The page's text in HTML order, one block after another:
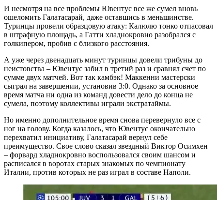
И несмотря на все проблемы Ювентус все же сумел вновь
ошеломить Галатасарай, даже оставшись в меньшинстве.
Туринцы провели образцовую атаку: Калюлю тонко отпасовал
в штрафную площадь, а Гатти хладнокровно разобрался с
голкипером, пробив с близкого расстояния.
А уже через двенадцать минут туринцы довели трибуны до
неистовства – Ювентус забил в третий раз и сравнял счет по
сумме двух матчей. Вот так камбэк! Маккенни мастерски
сыграл на завершении, установив 3:0. Однако за основное
время матча ни одна из команд довести дело до конца не
сумела, поэтому коллективы играли экстратаймы.
Но именно дополнительное время снова перевернуло все с
ног на голову. Когда казалось, что Ювентус окончательно
перехватил инициативу, Галатасарай вернул себе
преимущество. Свое слово сказал звездный Виктор Осимхен
– форвард хладнокровно воспользовался своим шансом и
расписался в воротах старых знакомых по чемпионату
Италии, против которых не раз играл в составе Наполи.